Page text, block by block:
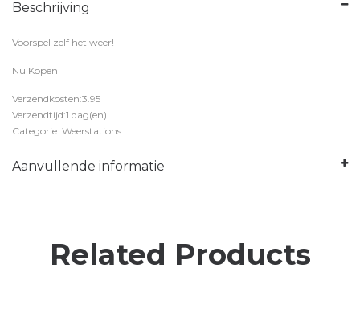
Beschrijving
Voorspel zelf het weer!
Nu Kopen
Verzendkosten:3.95
Verzendtijd:1 dag(en)
Categorie: Weerstations
Aanvullende informatie
Related Products